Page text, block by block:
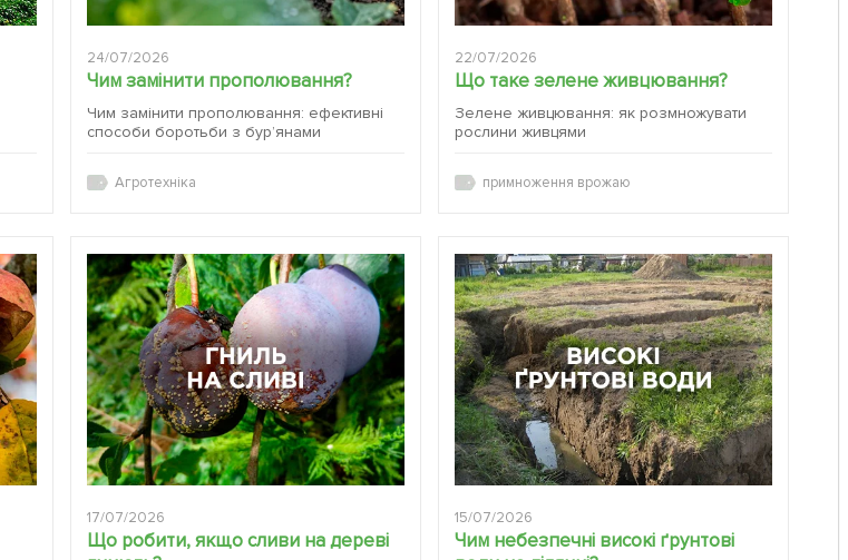
24/07/2026
Чим замінити прополювання?
Чим замінити прополювання: ефективні
способи боротьби з бур’янами
Агротехніка
22/07/2026
Що таке зелене живцювання?
Зелене живцювання: як розмножувати
рослини живцями
примноження врожаю
17/07/2026
Що робити, якщо сливи на дереві
15/07/2026
Чим небезпечні високі ґрунтові